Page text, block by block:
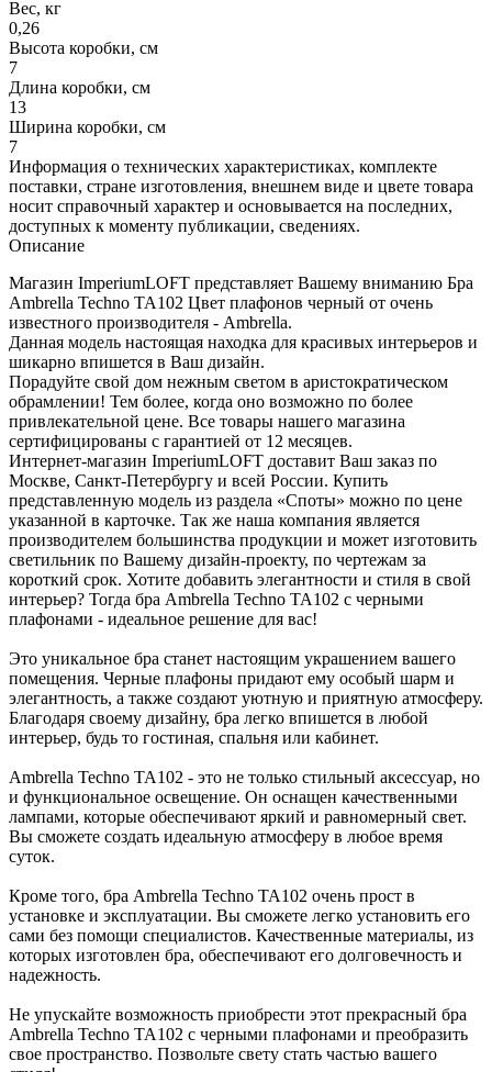
Вес, кг
0,26
Высота коробки, см
7
Длина коробки, см
13
Ширина коробки, см
7
Информация о технических характеристиках, комплекте
поставки, стране изготовления, внешнем виде и цвете товара
носит справочный характер и основывается на последних,
доступных к моменту публикации, сведениях.
Описание
Магазин ImperiumLOFT представляет Вашему вниманию Бра
Ambrella Techno TA102 Цвет плафонов черный от очень
известного производителя - Ambrella.
Данная модель настоящая находка для красивых интерьеров и
шикарно впишется в Ваш дизайн.
Порадуйте свой дом нежным светом в аристократическом
обрамлении! Тем более, когда оно возможно по более
привлекательной цене. Все товары нашего магазина
сертифицированы с гарантией от 12 месяцев.
Интернет-магазин ImperiumLOFT доставит Ваш заказ по
Москве, Санкт-Петербургу и всей России. Купить
представленную модель из раздела «Споты» можно по цене
указанной в карточке. Так же наша компания является
производителем большинства продукции и может изготовить
светильник по Вашему дизайн-проекту, по чертежам за
короткий срок. Хотите добавить элегантности и стиля в свой
интерьер? Тогда бра Ambrella Techno TA102 с черными
плафонами - идеальное решение для вас!
Это уникальное бра станет настоящим украшением вашего
помещения. Черные плафоны придают ему особый шарм и
элегантность, а также создают уютную и приятную атмосферу.
Благодаря своему дизайну, бра легко впишется в любой
интерьер, будь то гостиная, спальня или кабинет.
Ambrella Techno TA102 - это не только стильный аксессуар, но
и функциональное освещение. Он оснащен качественными
лампами, которые обеспечивают яркий и равномерный свет.
Вы сможете создать идеальную атмосферу в любое время
суток.
Кроме того, бра Ambrella Techno TA102 очень прост в
установке и эксплуатации. Вы сможете легко установить его
сами без помощи специалистов. Качественные материалы, из
которых изготовлен бра, обеспечивают его долговечность и
надежность.
Не упускайте возможность приобрести этот прекрасный бра
Ambrella Techno TA102 с черными плафонами и преобразить
свое пространство. Позвольте свету стать частью вашего